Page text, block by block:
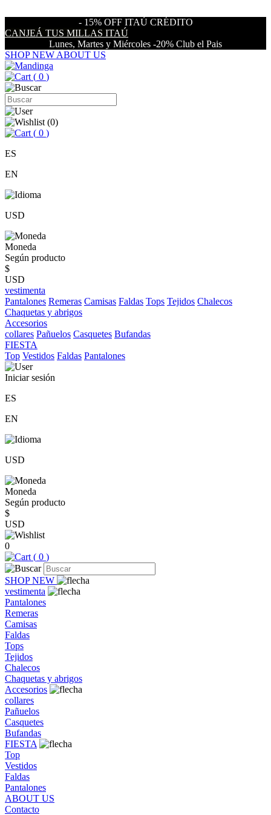
- 15% OFF ITAÚ CRÉDITO
CANJEÁ TUS MILLAS ITAÚ
Lunes, Martes y Miércoles -20% Club el Pais
SHOP NEW ABOUT US
( 0 )
(0)
( 0 )
ES
EN
USD
Moneda
Según producto
$
USD
vestimenta
Pantalones Remeras Camisas Faldas Tops Tejidos Chalecos
Chaquetas y abrigos
Accesorios
collares Pañuelos Casquetes Bufandas
FIESTA
Top Vestidos Faldas Pantalones
Iniciar sesión
ES
EN
USD
Moneda
Según producto
$
USD
0
( 0 )
SHOP NEW
vestimenta
Pantalones
Remeras
Camisas
Faldas
Tops
Tejidos
Chalecos
Chaquetas y abrigos
Accesorios
collares
Pañuelos
Casquetes
Bufandas
FIESTA
Top
Vestidos
Faldas
Pantalones
ABOUT US
Contacto